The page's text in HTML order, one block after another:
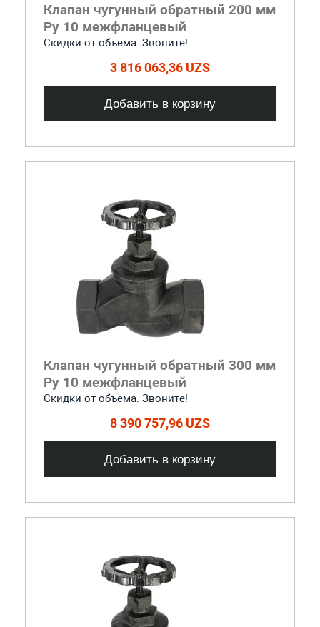
Клапан чугунный обратный 200 мм
Ру 10 межфланцевый
Скидки от объема. Звоните!
3 816 063,36 UZS
Добавить в корзину
Клапан чугунный обратный 300 мм
Ру 10 межфланцевый
Скидки от объема. Звоните!
8 390 757,96 UZS
Добавить в корзину